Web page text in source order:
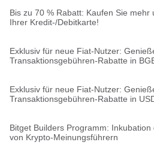
Bis zu 70 % Rabatt: Kaufen Sie
Ihrer Kredit-/Debitkarte!
Exklusiv für neue Fiat-Nutzer:
Transaktionsgebühren-Rabatte in
Exklusiv für neue Fiat-Nutzer:
Transaktionsgebühren-Rabatte in
Bitget Builders Programm:
von Krypto-Meinungsführern